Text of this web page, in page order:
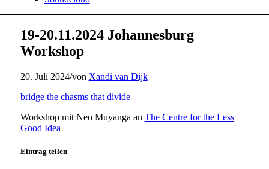
19-20.11.2024 Johannesburg
Workshop
20. Juli 2024/von Xandi van Dijk
bridge the chasms that divide
Workshop mit Neo Muyanga an The Centre for the Less
Good Idea
Eintrag teilen